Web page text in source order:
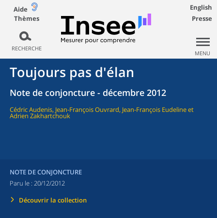
Aide
Thèmes
RECHERCHE
English
Presse
MENU
Toujours pas d'élan
Note de conjoncture - décembre 2012
Cédric Audenis, Jean-François Ouvrard, Jean-François Eudeline et
Adrien Zakhartchouk
NOTE DE CONJONCTURE
Paru le : 20/12/2012
Découvrir la collection